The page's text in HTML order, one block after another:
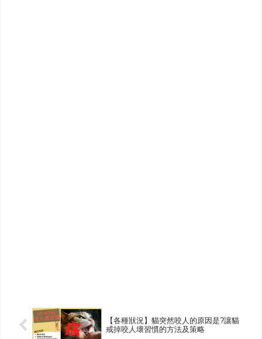
【各種狀況】貓突然咬人的原因是?讓貓
戒掉咬人壞習慣的方法及策略